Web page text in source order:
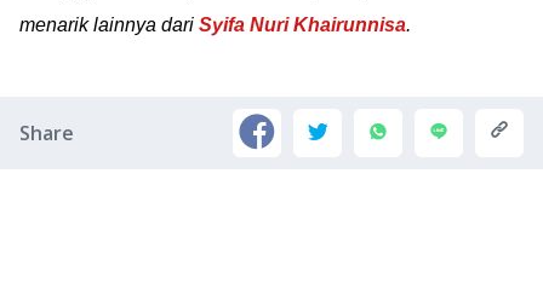
menarik lainnya dari Syifa Nuri Khairunnisa.
Share